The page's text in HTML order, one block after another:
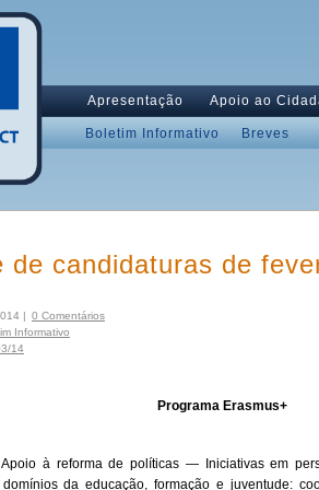
Apresentação Apoio ao
Boletim Informativo Breves
de candidaturas de
| 0 Comentários
Informativo
14
Programa Erasmus+
à reforma de políticas — Iniciativas em
da educação, formação e juventude: